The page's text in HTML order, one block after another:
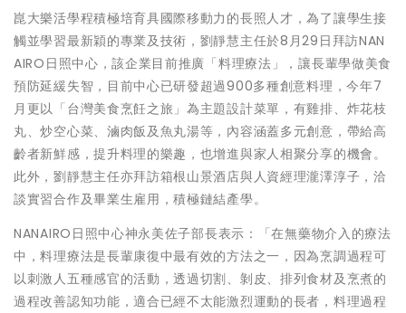
崑大樂活學程積極培育具國際移動力的長照人才，為了讓學生接
觸並學習最新穎的專業及技術，劉靜慧主任於8月29日拜訪NAN
AIRO日照中心，該企業目前推廣「料理療法」，讓長輩學做美食
預防延緩失智，目前中心已研發超過900多種創意料理，今年7
月更以「台灣美食烹飪之旅」為主題設計菜單，有雞排、炸花枝
丸、炒空心菜、滷肉飯及魚丸湯等，內容涵蓋多元創意，帶給高
齡者新鮮感，提升料理的樂趣，也增進與家人相聚分享的機會。
此外，劉靜慧主任亦拜訪箱根山景酒店與人資經理瀧澤淳子，洽
談實習合作及畢業生雇用，積極鏈結產學。
NANAIRO日照中心神永美佐子部長表示：「在無藥物介入的療法
中，料理療法是長輩康復中最有效的方法之一，因為烹調過程可
以刺激人五種感官的活動，透過切割、剝皮、排列食材及烹煮的
過程改善認知功能，適合已經不太能激烈運動的長者，料理過程